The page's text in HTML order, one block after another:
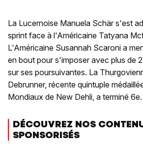
La Lucernoise Manuela Schär s'est
sprint face à l'Américaine Tatyana
L'Américaine Susannah Scaroni a
en bout pour s'imposer avec plus de
sur ses poursuivantes. La
Debrunner, récente quintuple
Mondiaux de New Dehli, a terminé 6e.
DÉCOUVREZ NOS
SPONSORISÉS